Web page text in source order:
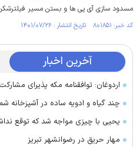
مسدود سازی آی پی ها و بستن مسیر
کد خبر: ۸۰۱۸۵۱ تاریخ انتشار : ۱۴۰۱/۰۷/۲۶
آخرین اخبار
اردوغان: توافقنامه مکه پذیرای
چند گیاه و ادویه ساده در آشپزخانه
یحیی با چیزی مواجه شد که توقع
مهار حریق در رضوانشهر تبریز